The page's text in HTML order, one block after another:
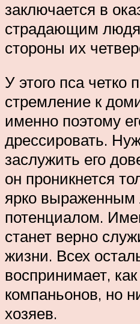
заключается в
страдающим
стороны их
У этого пса четко
стремление к
именно поэтому
дрессировать.
заслужить его
он проникнется
ярко выраженным
потенциалом.
станет верно
жизни. Всех
воспринимает,
компаньонов, но
хозяев.